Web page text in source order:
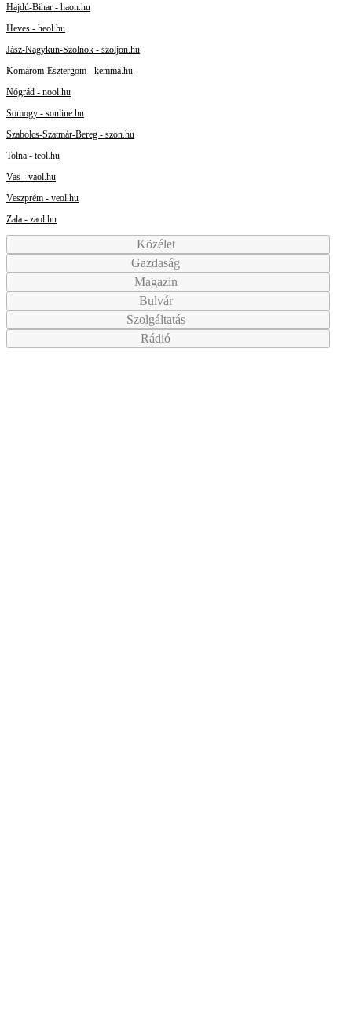
Hajdú-Bihar - haon.hu
Heves - heol.hu
Jász-Nagykun-Szolnok - szoljon.hu
Komárom-Esztergom - kemma.hu
Nógrád - nool.hu
Somogy - sonline.hu
Szabolcs-Szatmár-Bereg - szon.hu
Tolna - teol.hu
Vas - vaol.hu
Veszprém - veol.hu
Zala - zaol.hu
Közélet
Gazdaság
Magazin
Bulvár
Szolgáltatás
Rádió